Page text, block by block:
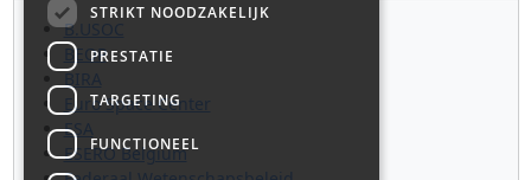
B.USOC
BEOP
BIRA
Euro Space Center
ESA
ESERO Belgium
STRIKT NOODZAKELIJK
PRESTATIE
TARGETING
FUNCTIONEEL